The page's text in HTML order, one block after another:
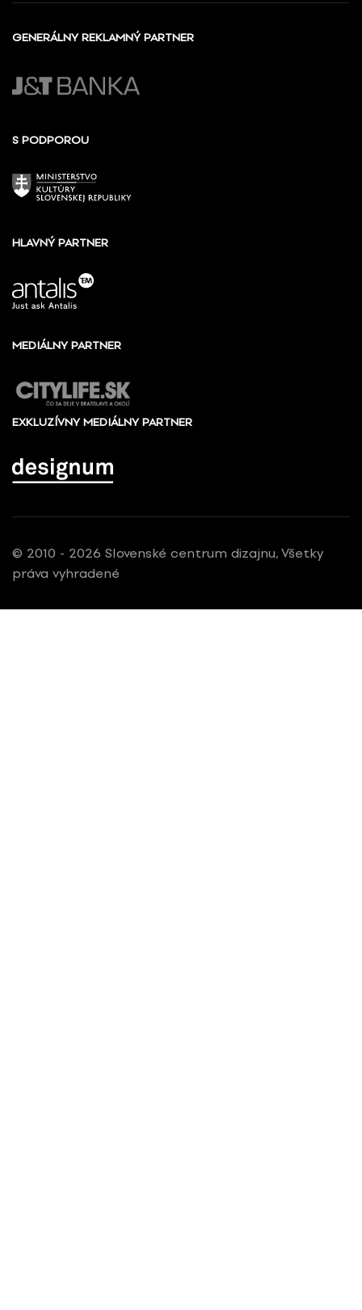
GENERÁLNY REKLAMNÝ PARTNER
S PODPOROU
HLAVNÝ PARTNER
MEDIÁLNY PARTNER
EXKLUZÍVNY MEDIÁLNY PARTNER
© 2010 - 2026 Slovenské centrum dizajnu, Všetky
práva vyhradené